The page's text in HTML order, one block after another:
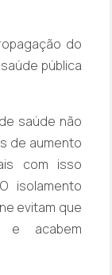
do
pública
saúde não
de aumento
com isso
isolamento
evitam que
e acabem